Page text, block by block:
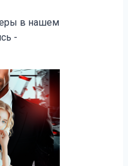
в нашем
-